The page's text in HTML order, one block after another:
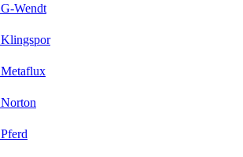
G-Wendt
Klingspor
Metaflux
Norton
Pferd